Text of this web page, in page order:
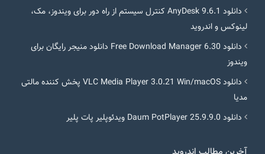
دانلود AnyDesk 9.6.1 کنترل سیستم از راه دور برای ویندوز، مک،
لینوکس و اندروید
دانلود Free Download Manager 6.30 دانلود منیجر رایگان برای
ویندوز
دانلود VLC Media Player 3.0.21 Win/macOS پخش کننده مالتی
مدیا
دانلود Daum PotPlayer 25.9.9.0 ویدئوپلیر پات پلیر